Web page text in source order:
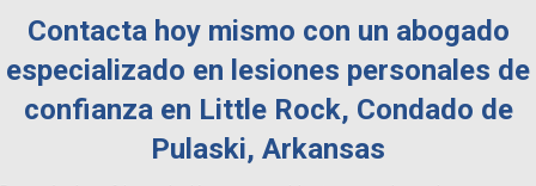
Contacta hoy mismo con un abogado
especializado en lesiones personales de
confianza en Little Rock, Condado de
Pulaski, Arkansas